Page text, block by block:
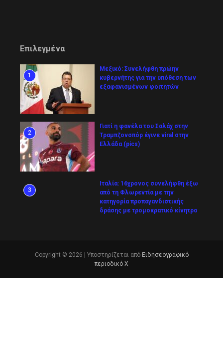
Επιλεγμένα
1
Μεξικό: Συνελήφθη πρώην
κυβερνήτης για την υπόθεση των
εξαφανισμένων φοιτητών
2
Γιατί η φανέλα του Σαλάχ στην
Τραμπζονσπόρ έγινε viral στην
Ελλάδα (pics)
3
Ιταλία: 16χρονος συνελήφθη έξω
από τη Φλωρεντία με την
κατηγορία προπαγανδιστικής
δράσης με τρομοκρατικό κίνητρο
Copyright © 2026 | Υποστηρίζεται από Ειδησεογραφικό
περιοδικό Χ